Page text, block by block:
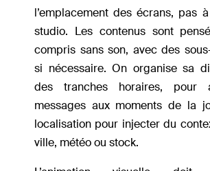
l’emplacement des écrans, pas
studio. Les contenus sont
compris sans son, avec des
si nécessaire. On organise sa
des tranches horaires, pour
messages aux moments de la
localisation pour injecter du
ville, météo ou stock.